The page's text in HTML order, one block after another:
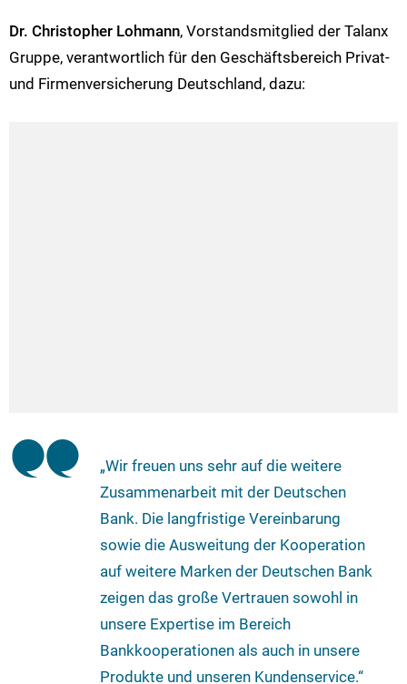
Dr. Christopher Lohmann, Vorstandsmitglied der Talanx
Gruppe, verantwortlich für den Geschäftsbereich Privat-
und Firmenversicherung Deutschland, dazu:
„Wir freuen uns sehr auf die weitere
Zusammenarbeit mit der Deutschen
Bank. Die langfristige Vereinbarung
sowie die Ausweitung der Kooperation
auf weitere Marken der Deutschen Bank
zeigen das große Vertrauen sowohl in
unsere Expertise im Bereich
Bankkooperationen als auch in unsere
Produkte und unseren Kundenservice.“